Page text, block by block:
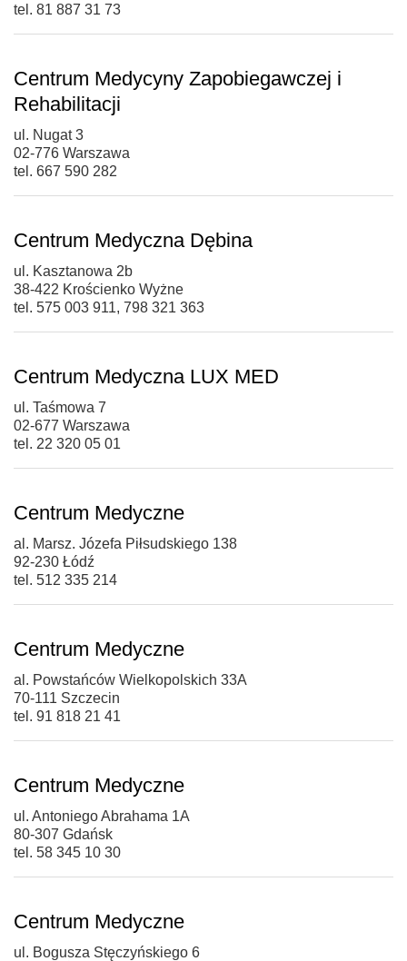
tel. 81 887 31 73
Centrum Medycyny Zapobiegawczej i
Rehabilitacji
ul. Nugat 3
02-776 Warszawa
tel. 667 590 282
Centrum Medyczna Dębina
ul. Kasztanowa 2b
38-422 Krościenko Wyżne
tel. 575 003 911, 798 321 363
Centrum Medyczna LUX MED
ul. Taśmowa 7
02-677 Warszawa
tel. 22 320 05 01
Centrum Medyczne
al. Marsz. Józefa Piłsudskiego 138
92-230 Łódź
tel. 512 335 214
Centrum Medyczne
al. Powstańców Wielkopolskich 33A
70-111 Szczecin
tel. 91 818 21 41
Centrum Medyczne
ul. Antoniego Abrahama 1A
80-307 Gdańsk
tel. 58 345 10 30
Centrum Medyczne
ul. Bogusza Stęczyńskiego 6